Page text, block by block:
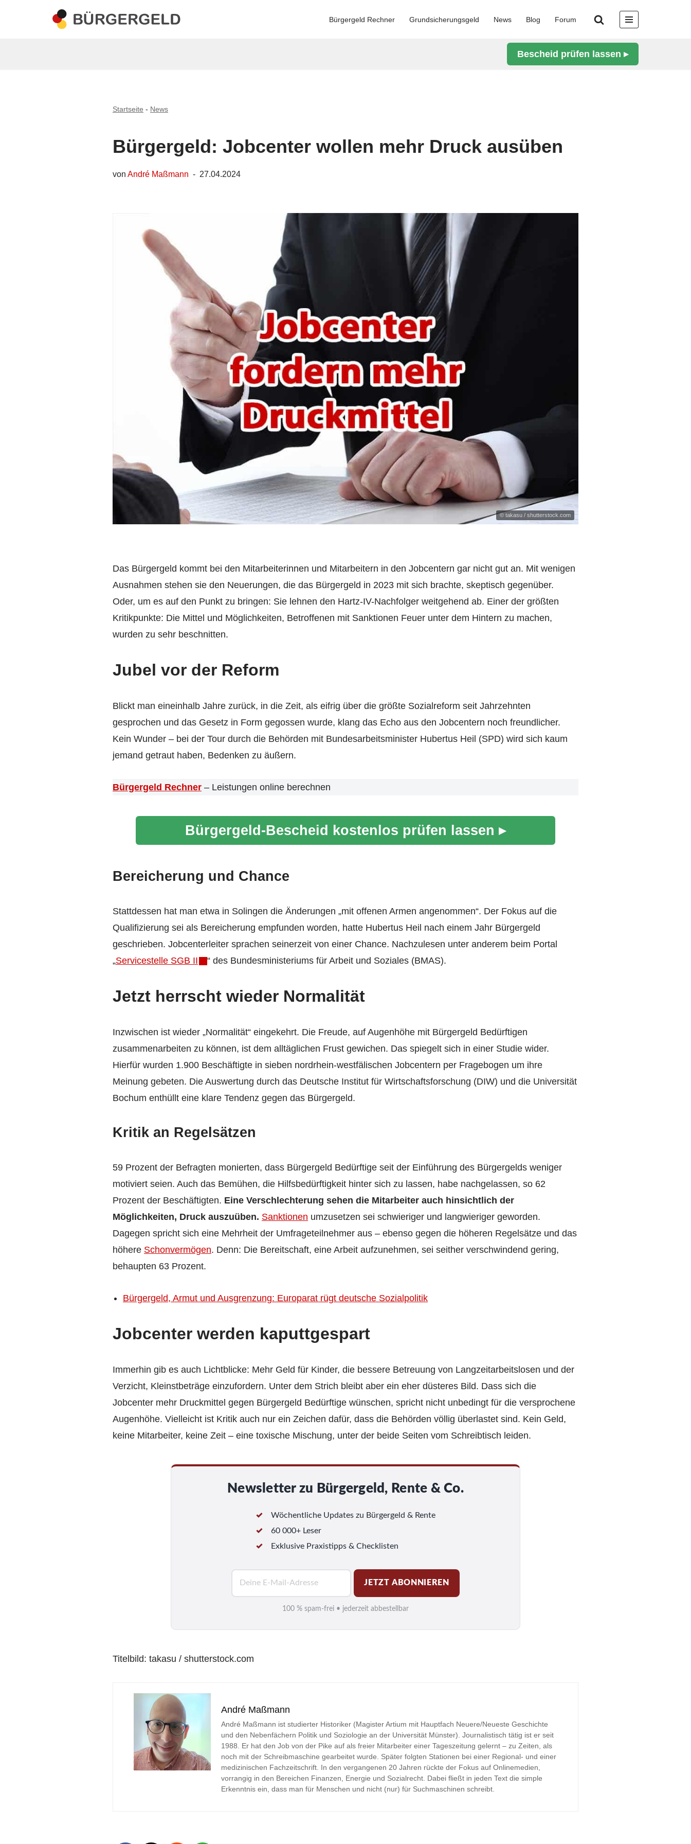
Bürgergeld Rechner Grundsicherungsgeld News Blog Forum
Bescheid prüfen lassen ▸
Startseite - News
Bürgergeld: Jobcenter wollen mehr Druck ausüben
von André Maßmann 27.04.2024
© takasu / shutterstock.com
Das Bürgergeld kommt bei den Mitarbeiterinnen und Mitarbeitern in den Jobcentern gar nicht gut an. Mit wenigen
Ausnahmen stehen sie den Neuerungen, die das Bürgergeld in 2023 mit sich brachte, skeptisch gegenüber.
Oder, um es auf den Punkt zu bringen: Sie lehnen den Hartz-IV-Nachfolger weitgehend ab. Einer der größten
Kritikpunkte: Die Mittel und Möglichkeiten, Betroffenen mit Sanktionen Feuer unter dem Hintern zu machen,
wurden zu sehr beschnitten.
Jubel vor der Reform
Blickt man eineinhalb Jahre zurück, in die Zeit, als eifrig über die größte Sozialreform seit Jahrzehnten
gesprochen und das Gesetz in Form gegossen wurde, klang das Echo aus den Jobcentern noch freundlicher.
Kein Wunder – bei der Tour durch die Behörden mit Bundesarbeitsminister Hubertus Heil (SPD) wird sich kaum
jemand getraut haben, Bedenken zu äußern.
Bürgergeld Rechner – Leistungen online berechnen
Bürgergeld-Bescheid kostenlos prüfen lassen ▸
Bereicherung und Chance
Stattdessen hat man etwa in Solingen die Änderungen „mit offenen Armen angenommen“. Der Fokus auf die
Qualifizierung sei als Bereicherung empfunden worden, hatte Hubertus Heil nach einem Jahr Bürgergeld
geschrieben. Jobcenterleiter sprachen seinerzeit von einer Chance. Nachzulesen unter anderem beim Portal
„Servicestelle SGB II “ des Bundesministeriums für Arbeit und Soziales (BMAS).
Jetzt herrscht wieder Normalität
Inzwischen ist wieder „Normalität“ eingekehrt. Die Freude, auf Augenhöhe mit Bürgergeld Bedürftigen
zusammenarbeiten zu können, ist dem alltäglichen Frust gewichen. Das spiegelt sich in einer Studie wider.
Hierfür wurden 1.900 Beschäftigte in sieben nordrhein-westfälischen Jobcentern per Fragebogen um ihre
Meinung gebeten. Die Auswertung durch das Deutsche Institut für Wirtschaftsforschung (DIW) und die Universität
Bochum enthüllt eine klare Tendenz gegen das Bürgergeld.
Kritik an Regelsätzen
59 Prozent der Befragten monierten, dass Bürgergeld Bedürftige seit der Einführung des Bürgergelds weniger
motiviert seien. Auch das Bemühen, die Hilfsbedürftigkeit hinter sich zu lassen, habe nachgelassen, so 62
Prozent der Beschäftigten. Eine Verschlechterung sehen die Mitarbeiter auch hinsichtlich der
Möglichkeiten, Druck auszuüben. Sanktionen umzusetzen sei schwieriger und langwieriger geworden.
Dagegen spricht sich eine Mehrheit der Umfrageteilnehmer aus – ebenso gegen die höheren Regelsätze und das
höhere Schonvermögen. Denn: Die Bereitschaft, eine Arbeit aufzunehmen, sei seither verschwindend gering,
behaupten 63 Prozent.
Bürgergeld, Armut und Ausgrenzung: Europarat rügt deutsche Sozialpolitik
Jobcenter werden kaputtgespart
Immerhin gib es auch Lichtblicke: Mehr Geld für Kinder, die bessere Betreuung von Langzeitarbeitslosen und der
Verzicht, Kleinstbeträge einzufordern. Unter dem Strich bleibt aber ein eher düsteres Bild. Dass sich die
Jobcenter mehr Druckmittel gegen Bürgergeld Bedürftige wünschen, spricht nicht unbedingt für die versprochene
Augenhöhe. Vielleicht ist Kritik auch nur ein Zeichen dafür, dass die Behörden völlig überlastet sind. Kein Geld,
keine Mitarbeiter, keine Zeit – eine toxische Mischung, unter der beide Seiten vom Schreibtisch leiden.
Newsletter zu Bürgergeld, Rente & Co.
Wöchentliche Updates zu Bürgergeld & Rente
60 000+ Leser
Exklusive Praxistipps & Checklisten
i
*
JETZT ABONNIEREN
100 % spam-frei • jederzeit abbestellbar
Titelbild: takasu / shutterstock.com
André Maßmann
André Maßmann ist studierter Historiker (Magister Artium mit Hauptfach Neuere/Neueste Geschichte
und den Nebenfächern Politik und Soziologie an der Universität Münster). Journalistisch tätig ist er seit
1988. Er hat den Job von der Pike auf als freier Mitarbeiter einer Tageszeitung gelernt – zu Zeiten, als
noch mit der Schreibmaschine gearbeitet wurde. Später folgten Stationen bei einer Regional- und einer
medizinischen Fachzeitschrift. In den vergangenen 20 Jahren rückte der Fokus auf Onlinemedien,
vorrangig in den Bereichen Finanzen, Energie und Sozialrecht. Dabei fließt in jeden Text die simple
Erkenntnis ein, dass man für Menschen und nicht (nur) für Suchmaschinen schreibt.